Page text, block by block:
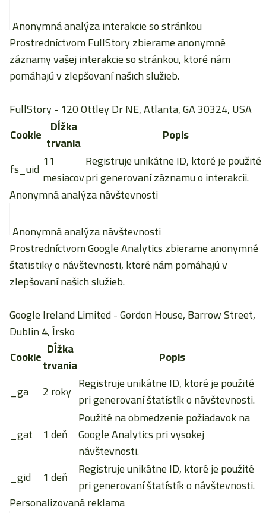
Anonymná analýza interakcie so stránkou
Prostredníctvom FullStory zbierame anonymné
záznamy vašej interakcie so stránkou, ktoré nám
pomáhajú v zlepšovaní našich služieb.
FullStory- 120 Ottley Dr NE, Atlanta, GA 30324, USA
Cookie Dĺžka
trvania
Popis
fs_uid 11
mesiacov
Registruje unikátne ID, ktoré je použité
pri generovaní záznamu o interakcii.
Anonymná analýza návštevnosti
Anonymná analýza návštevnosti
Prostredníctvom Google Analytics zbierame anonymné
štatistiky o návštevnosti, ktoré nám pomáhajú v
zlepšovaní našich služieb.
Google Ireland Limited- Gordon House, Barrow Street,
Dublin 4, Írsko
Cookie Dĺžka
trvania
Popis
_ga
2 roky Registruje unikátne ID, ktoré je použité
pri generovaní štatístík o návštevnosti.
_gat
1 deň
Použité na obmedzenie požiadavok na
Google Analytics pri vysokej
návštevnosti.
_gid
1 deň
Registruje unikátne ID, ktoré je použité
pri generovaní štatístík o návštevnosti.
Personalizovaná reklama